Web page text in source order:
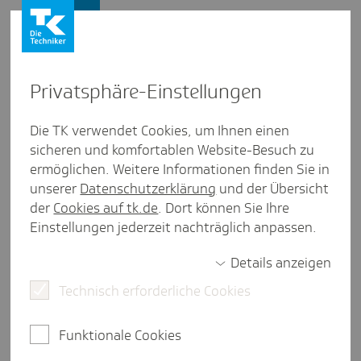
Grippe-Impf­quote sinkt weiter
Pres­se­mit­tei­lung aus Meck­len­burg-Vorpom­mern
Presse und Politik Arzneimittel
Grippeimpfungen in Mecklenburg-Vorpommern sinkt
weiter. Laut einer aktuellen Auswertung der
Techniker Krankenkasse (TK) haben sich in der
Grippesaison 2024/2025 rund 40 Prozent der TK-
Versicherten ab 60 Jahren im Land gegen Influenza
Privat­sphäre-Einstel­lungen
Die TK verwendet Cookies, um Ihnen einen
sicheren und komfortablen Website-Besuch zu
ermöglichen. Weitere Informationen finden Sie in
unserer Datenschutzerklärung und der Übersicht
der Cookies auf tk.de. Dort können Sie Ihre
Einstellungen jederzeit nachträglich anpassen.
Details anzeigen
Technisch erforderliche Cookies
Funktionale Cookies